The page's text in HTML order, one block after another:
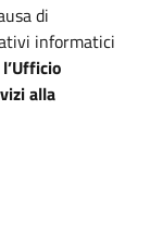
di
informatici
alla